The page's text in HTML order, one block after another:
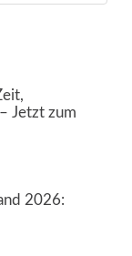
Jetzt zum
2026: